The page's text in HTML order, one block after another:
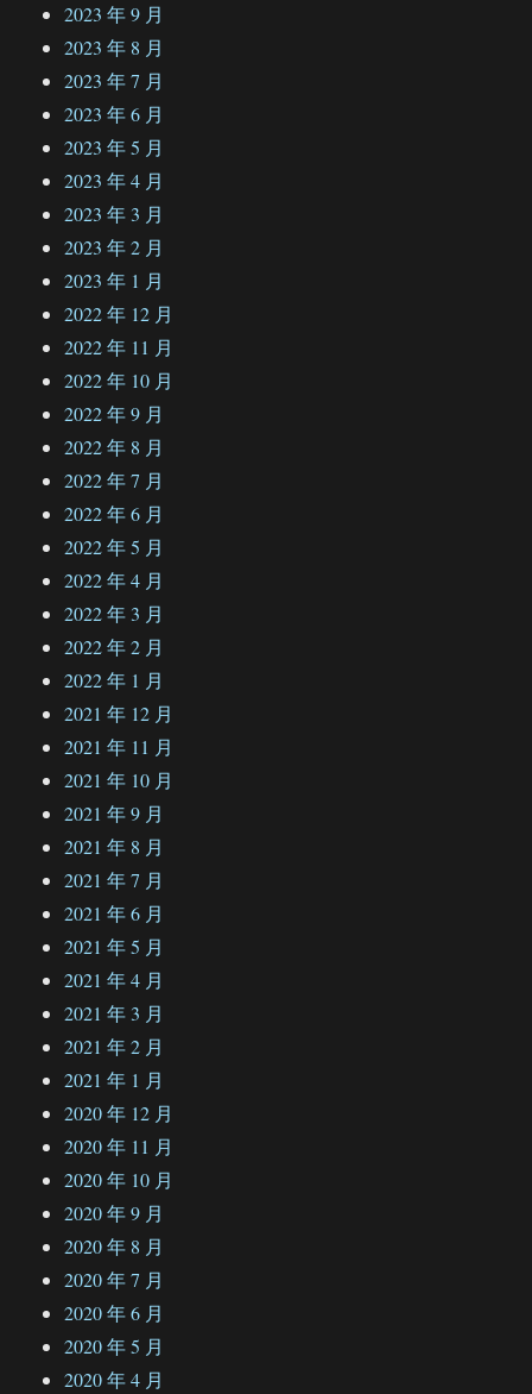
2023 年 9 月
2023 年 8 月
2023 年 7 月
2023 年 6 月
2023 年 5 月
2023 年 4 月
2023 年 3 月
2023 年 2 月
2023 年 1 月
2022 年 12 月
2022 年 11 月
2022 年 10 月
2022 年 9 月
2022 年 8 月
2022 年 7 月
2022 年 6 月
2022 年 5 月
2022 年 4 月
2022 年 3 月
2022 年 2 月
2022 年 1 月
2021 年 12 月
2021 年 11 月
2021 年 10 月
2021 年 9 月
2021 年 8 月
2021 年 7 月
2021 年 6 月
2021 年 5 月
2021 年 4 月
2021 年 3 月
2021 年 2 月
2021 年 1 月
2020 年 12 月
2020 年 11 月
2020 年 10 月
2020 年 9 月
2020 年 8 月
2020 年 7 月
2020 年 6 月
2020 年 5 月
2020 年 4 月